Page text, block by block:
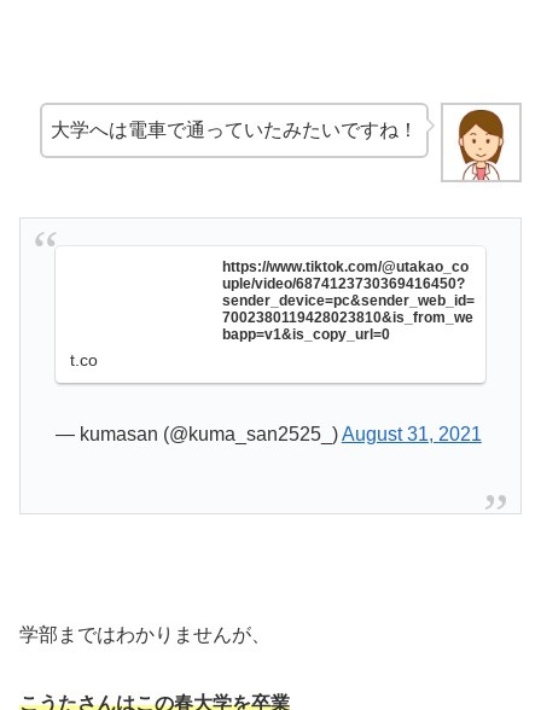
大学へは電車で通っていたみたいですね！
https://www.tiktok.com/@utakao_co
uple/video/6874123730369416450?
sender_device=pc&sender_web_id=
7002380119428023810&is_from_we
bapp=v1&is_copy_url=0
t.co
— kumasan (@kuma_san2525_)August 31, 2021
学部まではわかりませんが、
こうたさんはこの春大学を卒業